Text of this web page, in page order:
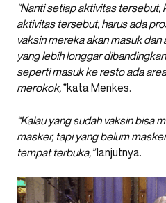
“Nanti setiap aktivitas tersebut,
aktivitas tersebut, harus ada
vaksin mereka akan masuk
yang lebih longgar
seperti masuk ke resto ada
merokok,”kata Menkes.
“Kalau yang sudah vaksin bisa
masker, tapi yang belum
tempat terbuka,”lanjutnya.